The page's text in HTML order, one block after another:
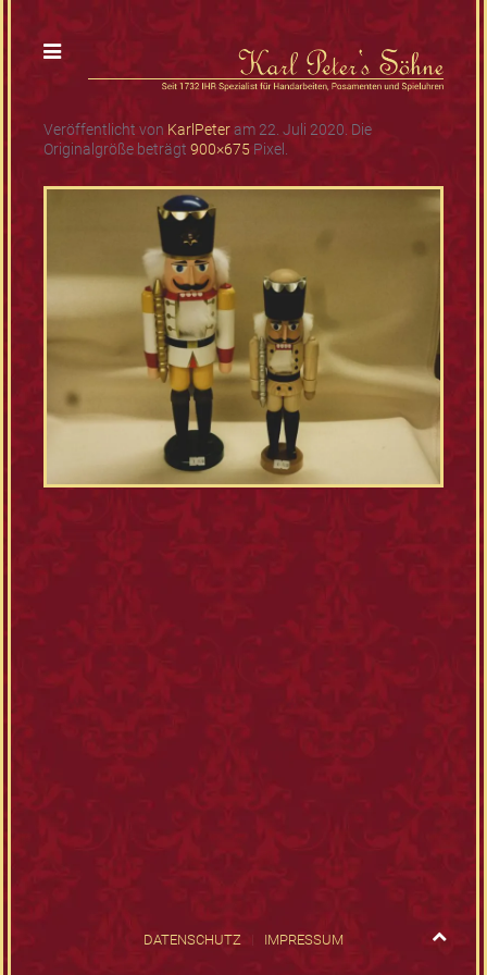
Veröffentlicht von KarlPeteram 22. Juli 2020 . Die
Originalgröße beträgt 900×675 Pixel.
DATENSCHUTZ IMPRESSUM